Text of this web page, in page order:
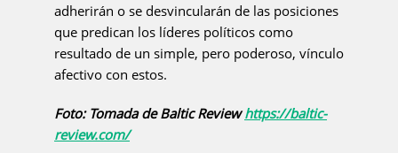
adherirán o se desvincularán de las posiciones
que predican los líderes políticos como
resultado de un simple, pero poderoso, vínculo
afectivo con estos.
Foto: Tomada de Baltic Reviewhttps://baltic-
review.com/